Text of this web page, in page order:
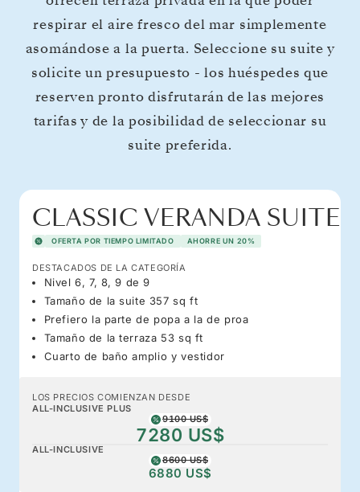
respirar el aire fresco del mar simplemente
asomándose a la puerta. Seleccione su suite y
solicite un presupuesto - los huéspedes que
reserven pronto disfrutarán de las mejores
tarifas y de la posibilidad de seleccionar su
suite preferida.
CLASSIC VERANDA SUITE
OFERTA POR TIEMPO LIMITADO AHORRE UN 20%
DESTACADOS DE LA CATEGORÍA
Nivel 6, 7, 8, 9 de 9
Tamaño de la suite 357 sq ft
Prefiero la parte de popa a la de proa
Tamaño de la terraza 53 sq ft
Cuarto de baño amplio y vestidor
LOS PRECIOS COMIENZAN DESDE
ALL-INCLUSIVE PLUS
9100 US$
7280 US$
ALL-INCLUSIVE
8600 US$
6880 US$